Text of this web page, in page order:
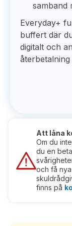
samband
Everyday+
buffert där
digitalt och
Att låna
Om du
du en
och få
finns på